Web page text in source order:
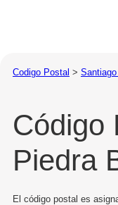
Codigo Postal >
Código
Piedra
El código postal es